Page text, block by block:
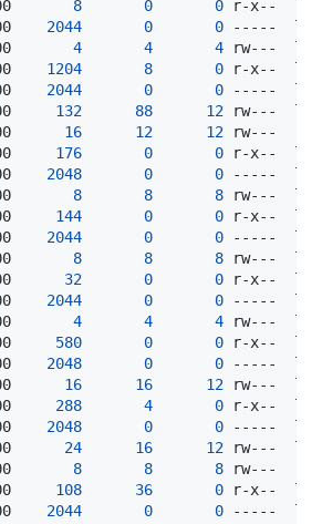
8 0
0
2044 0
0
4 4
4
1204 8
0
2044 0
0
132 88
12
16 12 12 rw---
176 0
0
2048 0
0
8 8
8
144 0
0
2044 0
0
8 8
8
32 0
0
2044 0
0
4 4
4
580 0
0
2048 0
0
16 16
12
288 4
0
2048 0
0
24 16
12
8 8 8 rw---
108 36
0
2044 0
0